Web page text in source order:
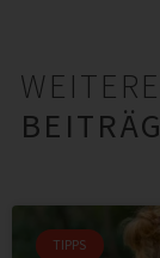
WEITERE
TIPPS